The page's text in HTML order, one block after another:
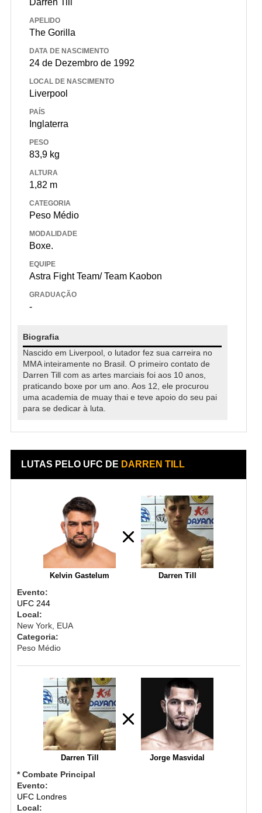
APELIDO
The Gorilla
DATA DE NASCIMENTO
24 de Dezembro de 1992
LOCAL DE NASCIMENTO
Liverpool
PAÍS
Inglaterra
PESO
83,9 kg
ALTURA
1,82 m
CATEGORIA
Peso Médio
MODALIDADE
Boxe.
EQUIPE
Astra Fight Team/ Team Kaobon
GRADUAÇÃO
-
Biografia
Nascido em Liverpool, o lutador fez sua carreira no
MMA inteiramente no Brasil. O primeiro contato de
Darren Till com as artes marciais foi aos 10 anos,
praticando boxe por um ano. Aos 12, ele procurou
uma academia de muay thai e teve apoio do seu pai
para se dedicar à luta.
LUTAS PELO UFC DE DARREN TILL
Kelvin Gastelum Darren Till
Evento:
UFC 244
Local:
New York, EUA
Categoria:
Peso Médio
Darren Till Jorge Masvidal
* Combate Principal
Evento:
UFC Londres
Local: